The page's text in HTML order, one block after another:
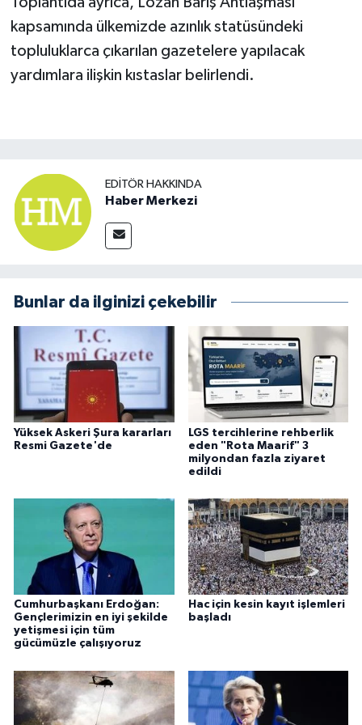
kapsamında ülkemizde azınlık statüsündeki
topluluklarca çıkarılan gazetelere yapılacak
yardımlara ilişkin kıstaslar belirlendi.
EDITÖR HAKKINDA
Haber Merkezi
Bunlar da ilginizi çekebilir
Yüksek Askeri Şura kararları
Resmi Gazete'de
LGS tercihlerine rehberlik
eden "Rota Maarif" 3
milyondan fazla ziyaret
edildi
Cumhurbaşkanı Erdoğan:
Gençlerimizin en iyi şekilde
yetişmesi için tüm
gücümüzle çalışıyoruz
Hac için kesin kayıt işlemleri
başladı